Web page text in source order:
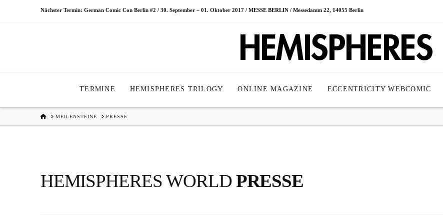
Nächster Termin: German Comic Con Berlin #2 / 30. September – 01. Oktober 2017 / MESSE BERLIN / Messedamm 22, 14055 Berlin
TERMINE HEMISPHERES TRILOGY ONLINE MAGAZINE ECCENTRICITY WEBCOMIC
HOMEMEILENSTEINE PRESSE
HEMISPHERES WORLDPRESSE